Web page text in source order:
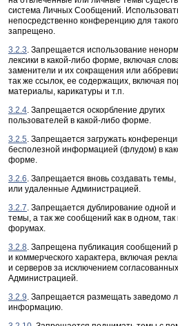
система Личных Сообщений.
непосредственно конференцию для
запрещено.
3.2.3. Запрещается использование
лексики в какой-либо форме, включая
заменители и их сокращения или
так же ссылок, ее содержащих, включая
материалы, карикатуры и т.п.
3.2.4. Запрещается оскорбление других
пользователей в какой-либо форме.
3.2.5. Запрещается загружать
бесполезной информацией (флудом) в
форме.
3.2.6. Запрещается вновь создавать
или удаленные Администрацией.
3.2.7. Запрещается дублирование одной и
темы, а так же сообщений как в одном, так
форумах.
3.2.8. Запрещена публикация сообщений
и коммерческого характера, включая
и серверов за исключением
Администрацией.
3.2.9. Запрещается размещать заведомо
информацию.